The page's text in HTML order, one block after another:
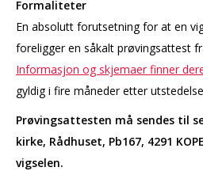
Formaliteter
En absolutt forutsetning for at en
foreligger en såkalt prøvingsattest
Informasjon og skjemaer finner
gyldig i fire måneder etter
Prøvingsattesten må sendes til
kirke, Rådhuset, Pb167, 4291
vigselen.